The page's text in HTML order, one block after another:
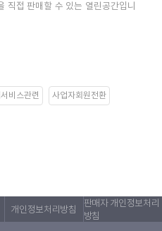
직접 판매할 수 있는 열린공간입니
비스관련 사업자회원전환
개인정보처리방침
판매자 개인정보처리
방침